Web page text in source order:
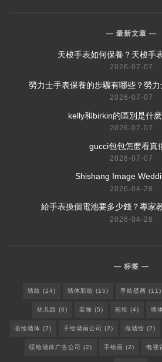
最新文章
天梭手表如何保養？天梭手
2026-07-07
勞力士手表保養的步驟有哪些？勞
2026-07-07
​kelly和birkin的區別是什
2026-07-07
​gucci包包怎麽看真
2026-07-07
Shishang Image
2026-04-28
給手表換個電池要多少錢？專家
2026-04-28
标签
墙绘 (24) 墙体彩绘 (15) 手绘壁画 (11)
幼儿园 (6) 装饰 (5) 彩绘 (4) 墙
喷绘墙体 (2) 手绘墙画公司 (2) 做墙绘 (2)
喷绘墙体广告公司 (2) 手绘画 (2) 电视